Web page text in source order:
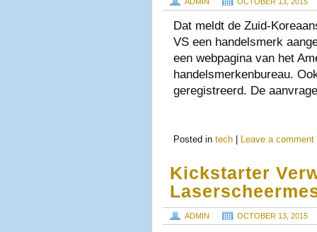
Dat meldt de Zuid-
VS een handelsmerk
een webpagina van het
handelsmerkenbureau.
geregistreerd. De
Posted in tech Leave a comment
Kickstarter
ADMIN OCTOBER 13, 2015